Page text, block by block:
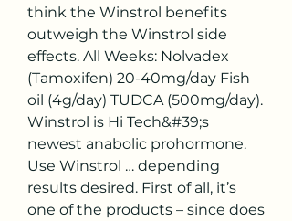
think the Winstrol benefits
outweigh the Winstrol side
effects. All Weeks: Nolvadex
(Tamoxifen) 20-40mg/day Fish
oil (4g/day) TUDCA (500mg/day).
Winstrol is Hi Tech&#39;s
newest anabolic prohormone.
Use Winstrol … depending
results desired. First of all, it’s
one of the products – since does